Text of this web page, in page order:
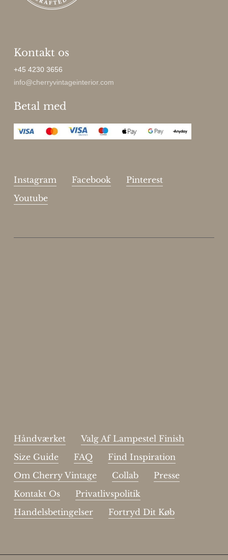
Kontakt os
+45 4230 3656
info@cherryvintageinterior.com
Betal med
Instagram Facebook
Pinterest
Youtube
Håndværket
Valg Af Lampestel Finish
Size Guide
FAQ
Find Inspiration
Om Cherry Vintage
Collab
Presse
Kontakt Os
Privatlivspolitik
Handelsbetingelser
Fortryd Dit Køb